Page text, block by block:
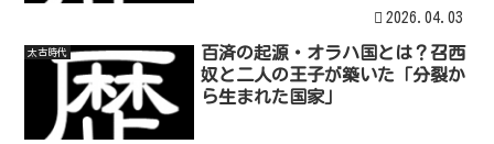
2026.04.03
太古時代
百済の起源・オラハ国とは？召西
奴と二人の王子が築いた「分裂か
ら生まれた国家」